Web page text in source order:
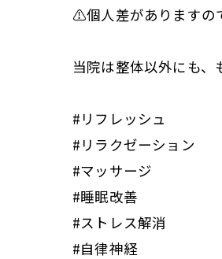
⚠️個人差がありますの
当院は整体以外にも
#リフレッシュ
#リラクゼーション
#マッサージ
#睡眠改善
#ストレス解消
#自律神経